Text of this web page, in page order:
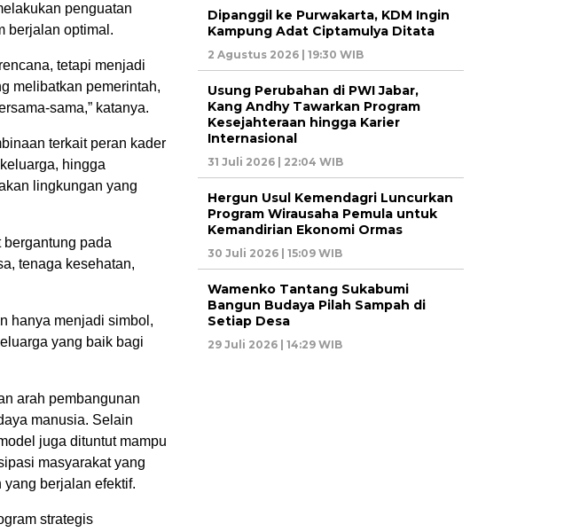
penguatan
berjalan optimal.
tetapi menjadi
melibatkan pemerintah,
sama,” katanya.
terkait peran kader
hingga
lingkungan yang
pada
tenaga kesehatan,
hanya menjadi simbol,
yang baik bagi
arah pembangunan
manusia. Selain
juga dituntut mampu
masyarakat yang
berjalan efektif.
strategis
Dipanggil ke Purwakarta, KDM Ingin
Kampung Adat Ciptamulya Ditata
2 Agustus 2026 | 19:30 WIB
Usung Perubahan di PWI Jabar,
Kang Andhy Tawarkan Program
Kesejahteraan hingga Karier
Internasional
31 Juli 2026 | 22:04 WIB
Hergun Usul Kemendagri Luncurkan
Program Wirausaha Pemula untuk
Kemandirian Ekonomi Ormas
30 Juli 2026 | 15:09 WIB
Wamenko Tantang Sukabumi
Bangun Budaya Pilah Sampah di
Setiap Desa
29 Juli 2026 | 14:29 WIB